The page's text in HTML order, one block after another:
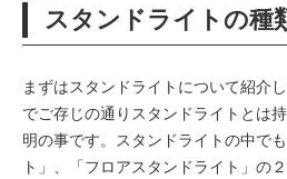
スタンドライトの種
まずはスタンドライトについて紹介
でご存じの通りスタンドライトとは
明の事です。スタンドライトの中で
ト」、「フロアスタンドライト」の